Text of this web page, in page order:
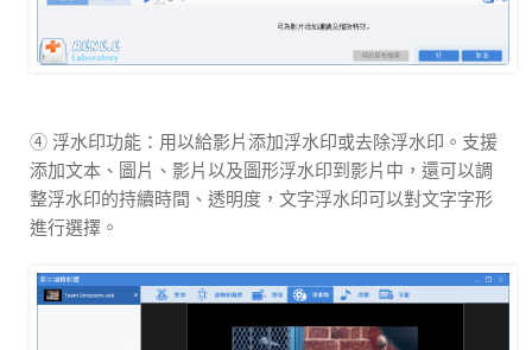
④ 浮水印功能：用以給影片添加浮水印或去除浮水印。支援
添加文本、圖片、影片以及圖形浮水印到影片中，還可以調
整浮水印的持續時間、透明度，文字浮水印可以對文字字形
進行選擇。